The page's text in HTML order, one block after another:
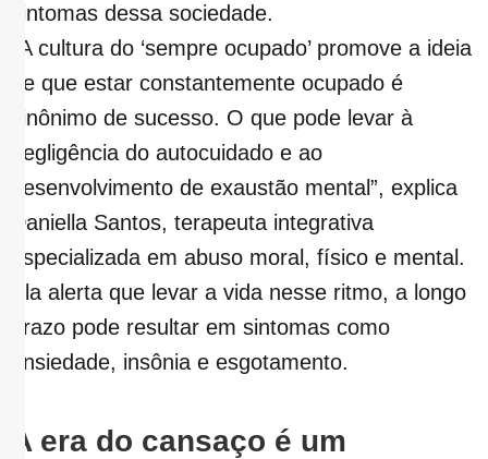
sintomas dessa sociedade.
“A cultura do ‘sempre ocupado’ promove a ideia
de que estar constantemente ocupado é
sinônimo de sucesso. O que pode levar à
negligência do autocuidado e ao
desenvolvimento de exaustão mental”, explica
Daniella Santos, terapeuta integrativa
especializada em abuso moral, físico e mental.
Ela alerta que levar a vida nesse ritmo, a longo
prazo pode resultar em sintomas como
ansiedade, insônia e esgotamento.
A era do cansaço é um